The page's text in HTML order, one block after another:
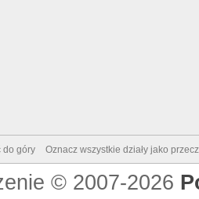
do góry Oznacz wszystkie działy jako
© 2007-2026